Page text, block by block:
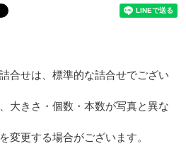
カートへ進む
合せは、標準的な詰合せでござい
大きさ・個数・本数が写真と異な
変更する場合がございます。